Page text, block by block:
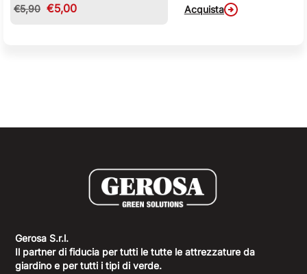
€5,90 €5,00 Acquista
Gerosa S.r.l.
Il partner di fiducia per tutti le tutte le attrezzature da
giardino e per tutti i tipi di verde.